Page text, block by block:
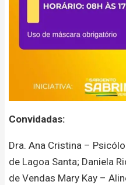
Convidadas:
Dra. Ana Cristina –
de Lagoa Santa; Daniela
de Vendas Mary Kay –